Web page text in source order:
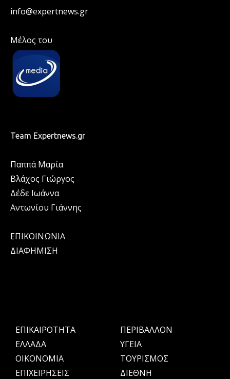
info@expertnews.gr
Μέλος του
Team Expertnews.gr
Παππά Μαρία
Βλάχος Γιώργος
Δέδε Ιωάννα
Αντωνίου Γιάννης
ΕΠΙΚΟΙΝΩΝΙΑ
ΔΙΑΦΗΜΙΣΗ
ΕΠΙΚΑΙΡΟΤΗΤΑ
ΕΛΛΑΔΑ
OIKONOMIA
ΕΠΙΧΕΙΡΗΣΕΙΣ
ΠΕΡΙΒΑΛΛΟΝ
ΥΓΕΙΑ
ΤΟΥΡΙΣΜΟΣ
ΔΙΕΘΝΗ